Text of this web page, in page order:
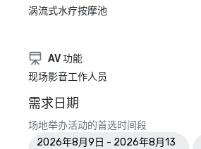
涡流式水疗按摩池
AV 功能
现场影音工作人员
需求日期
场地举办活动的首选时间段
2026年8月9日 - 2026年8月13